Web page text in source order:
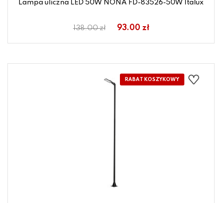
Lampa uliczna LED 50W NONA FD-83526-50W Italux
138.00 zł 93.00 zł